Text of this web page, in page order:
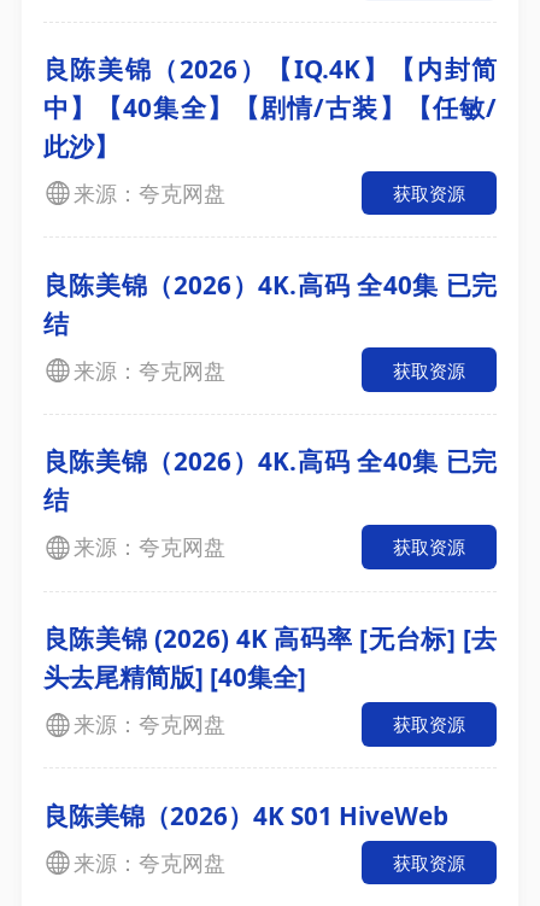
良陈美锦（2026）【IQ.4K】【内封简
中】【40集全】【剧情/古装】【任敏/
此沙】
来源：夸克网盘 获取资源
良陈美锦（2026）4K.高码 全40集 已完
结
来源：夸克网盘 获取资源
良陈美锦（2026）4K.高码 全40集 已完
结
来源：夸克网盘 获取资源
良陈美锦 (2026) 4K 高码率 [无台标] [去
头去尾精简版] [40集全]
来源：夸克网盘 获取资源
良陈美锦（2026）4K S01 HiveWeb
来源：夸克网盘 获取资源